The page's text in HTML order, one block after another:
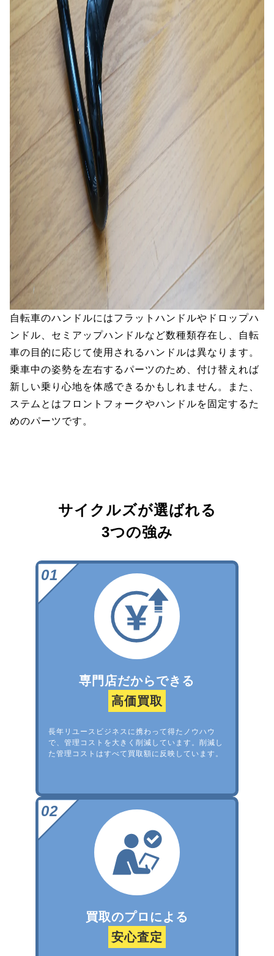
自転車のハンドルにはフラットハンドルやドロップハ
ンドル、セミアップハンドルなど数種類存在し、自転
車の目的に応じて使用されるハンドルは異なります。
乗車中の姿勢を左右するパーツのため、付け替えれば
新しい乗り心地を体感できるかもしれません。また、
ステムとはフロントフォークやハンドルを固定するた
めのパーツです。
サイクルズが選ばれる
3つの強み
専門店だからできる
高価買取
長年リユースビジネスに携わって得たノウハウ
で、管理コストを大きく削減しています。削減し
た管理コストはすべて買取額に反映しています。
買取のプロによる
安心査定